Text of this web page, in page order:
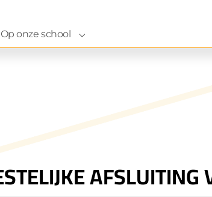
school"for "Naar onze school"
Op onze school Submenu for "Op onze
AFSLUITING